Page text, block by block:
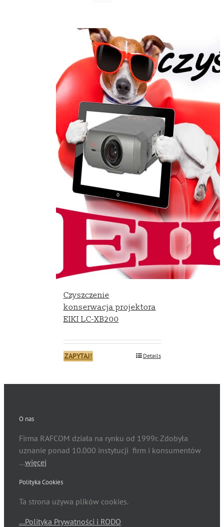
Czyszczenie
konserwacja projektora
EIKI LC-XB200
ZAPYTAJ! Details
O nas
Firma RAFCOM działa na rynku od 1999r. Zdobyła
uznanie ponad 10.000 instytucji firm i konsumentów
…więcej
Polityka Cookies
Ta strona używa plików cookies.
…Polityka Prywatności i RODO